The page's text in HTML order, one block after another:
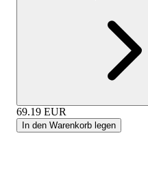
69.19 EUR
In den Warenkorb legen